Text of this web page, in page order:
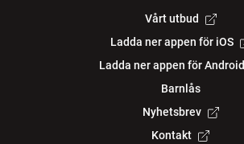
Vårt utbud
Ladda ner appen för iOS
Ladda ner appen för Android
Barnlås
Nyhetsbrev
Kontakt